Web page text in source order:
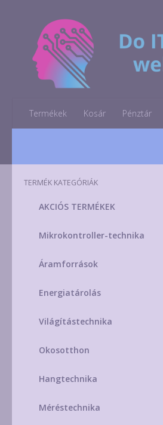
Skip to content
Termékek Kosár Pénztár
TERMÉK KATEGÓRIÁK
AKCIÓS TERMÉKEK
Mikrokontroller-technika
Áramforrások
Energiatárolás
Világítástechnika
Okosotthon
Hangtechnika
Méréstechnika